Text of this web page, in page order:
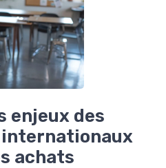
enjeux des
internationaux
achats